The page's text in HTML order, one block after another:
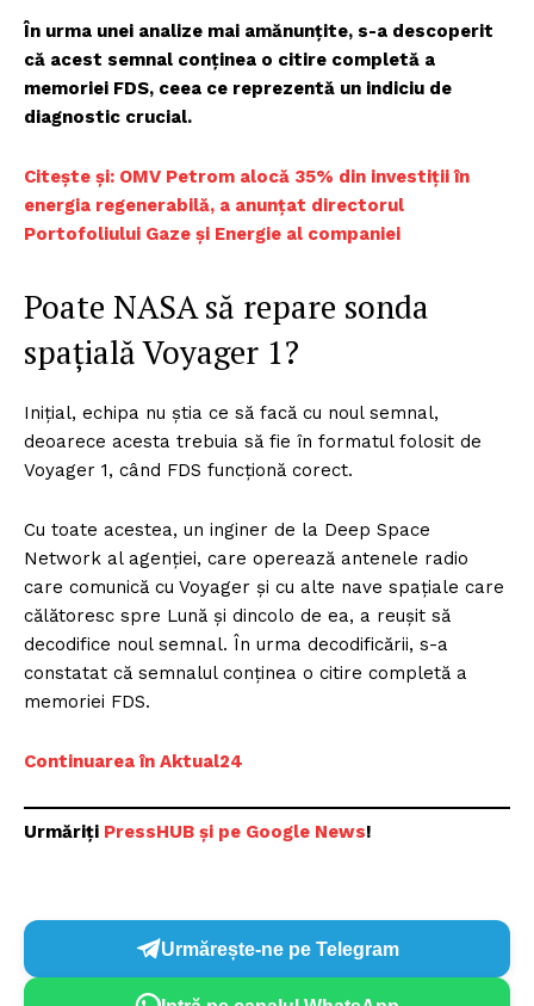
În urma unei analize mai amănunțite, s-a descoperit
că acest semnal conținea o citire completă a
memoriei FDS, ceea ce reprezentă un indiciu de
diagnostic crucial.
Citește și: OMV Petrom alocă 35% din investiții în
energia regenerabilă, a anunțat directorul
Portofoliului Gaze și Energie al companiei
Poate NASA să repare sonda
spațială Voyager 1?
Inițial, echipa nu știa ce să facă cu noul semnal,
deoarece acesta trebuia să fie în formatul folosit de
Voyager 1, când FDS funcționă corect.
Cu toate acestea, un inginer de la Deep Space
Network al agenției, care operează antenele radio
care comunică cu Voyager și cu alte nave spațiale care
călătoresc spre Lună și dincolo de ea, a reușit să
decodifice noul semnal. În urma decodificării, s-a
constatat că semnalul conținea o citire completă a
memoriei FDS.
Continuarea în Aktual24
Urmăriți PressHUB și pe Google News!
Urmărește-ne pe Telegram